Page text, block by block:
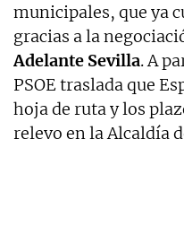
municipales, que ya
gracias a la
Adelante Sevilla. A
PSOE traslada que
hoja de ruta y los
relevo en la Alcaldía